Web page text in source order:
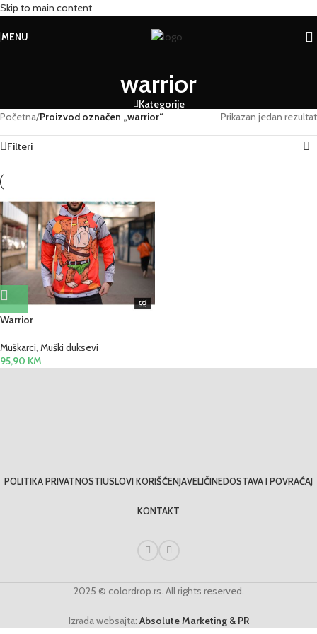
Skip to main content
MENU
warrior
Kategorije
Početna/Proizvod označen „warrior“ Prikazan jedan rezultat
Filteri
Warrior
Muškarci, Muški duksevi
95,90 KM
POLITIKA PRIVATNOSTIUSLOVI KORIŠĆENJAVELIČINEDOSTAVA I POVRAĆAJ
KONTAKT
2025 © colordrop.rs. All rights reserved.
Izrada websajta: Absolute Marketing & PR